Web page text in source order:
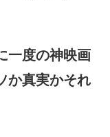
一度の神映画
か真実かそれ